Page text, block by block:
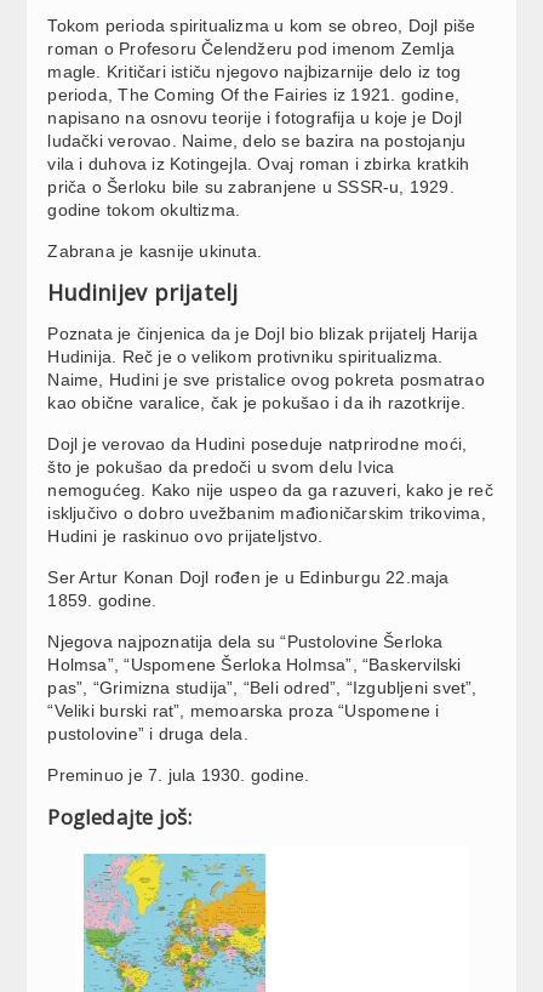
Tokom perioda spiritualizma u kom se obreo, Dojl piše
roman o Profesoru Čelendžeru pod imenom Zemlja
magle. Kritičari ističu njegovo najbizarnije delo iz tog
perioda, The Coming Of the Fairies iz 1921. godine,
napisano na osnovu teorije i fotografija u koje je Dojl
ludački verovao. Naime, delo se bazira na postojanju
vila i duhova iz Kotingejla. Ovaj roman i zbirka kratkih
priča o Šerloku bile su zabranjene u SSSR-u, 1929.
godine tokom okultizma.
Zabrana je kasnije ukinuta.
Hudinijev prijatelj
Poznata je činjenica da je Dojl bio blizak prijatelj Harija
Hudinija. Reč je o velikom protivniku spiritualizma.
Naime, Hudini je sve pristalice ovog pokreta posmatrao
kao obične varalice, čak je pokušao i da ih razotkrije.
Dojl je verovao da Hudini poseduje natprirodne moći,
što je pokušao da predoči u svom delu Ivica
nemogućeg. Kako nije uspeo da ga razuveri, kako je reč
isključivo o dobro uvežbanim mađioničarskim trikovima,
Hudini je raskinuo ovo prijateljstvo.
Ser Artur Konan Dojl rođen je u Edinburgu 22.maja
1859. godine.
Njegova najpoznatija dela su “Pustolovine Šerloka
Holmsa”, “Uspomene Šerloka Holmsa”, “Baskervilski
pas”, “Grimizna studija”, “Beli odred”, “Izgubljeni svet”,
“Veliki burski rat”, memoarska proza “Uspomene i
pustolovine” i druga dela.
Preminuo je 7. jula 1930. godine.
Pogledajte još: